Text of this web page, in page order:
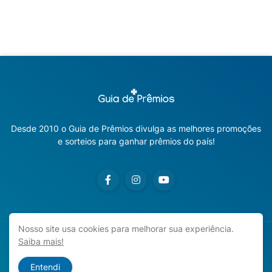
Desde 2010 o Guia de Prêmios divulga as melhores promoções
e sorteios para ganhar prêmios do país!
Copyright ©
Nosso site usa cookies para melhorar sua experiência.
Saiba mais!
Entendi